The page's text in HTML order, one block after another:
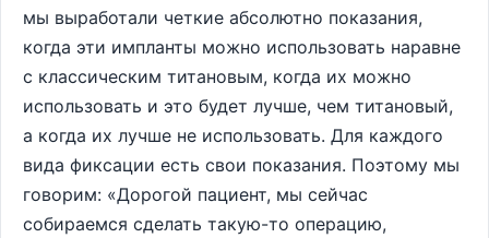
мы выработали четкие абсолютно показания,
когда эти импланты можно использовать наравне
с классическим титановым, когда их можно
использовать и это будет лучше, чем титановый,
а когда их лучше не использовать. Для каждого
вида фиксации есть свои показания. Поэтому мы
говорим: «Дорогой пациент, мы сейчас
собираемся сделать такую-то операцию,